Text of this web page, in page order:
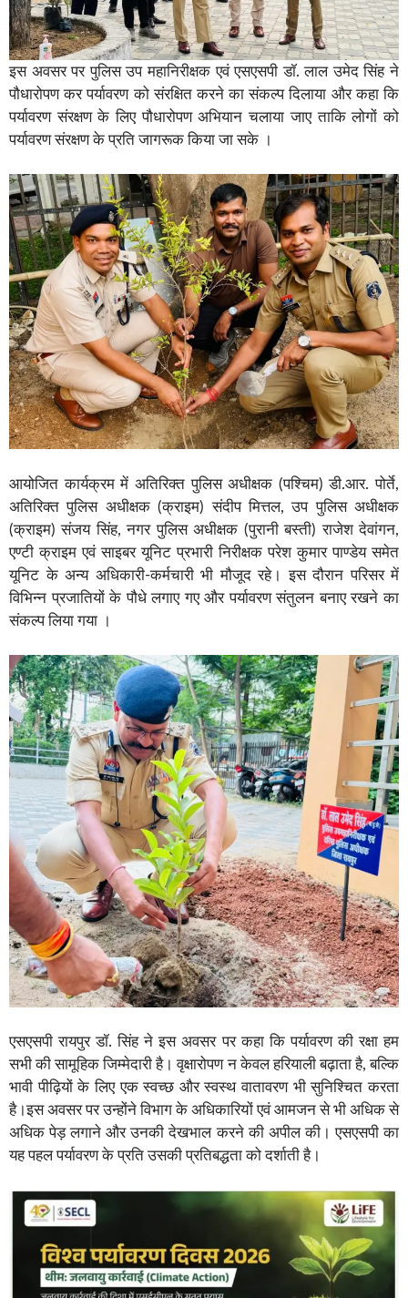
इस अवसर पर पुलिस उप महानिरीक्षक एवं एसएसपी डॉ. लाल उमेद सिंह ने
पौधारोपण कर पर्यावरण को संरक्षित करने का संकल्प दिलाया और कहा कि
पर्यावरण संरक्षण के लिए पौधारोपण अभियान चलाया जाए ताकि लोगों को
पर्यावरण संरक्षण के प्रति जागरूक किया जा सके ।
आयोजित कार्यक्रम में अतिरिक्त पुलिस अधीक्षक (पश्चिम) डी.आर. पोर्ते,
अतिरिक्त पुलिस अधीक्षक (क्राइम) संदीप मित्तल, उप पुलिस अधीक्षक
(क्राइम) संजय सिंह, नगर पुलिस अधीक्षक (पुरानी बस्ती) राजेश देवांगन,
एण्टी क्राइम एवं साइबर यूनिट प्रभारी निरीक्षक परेश कुमार पाण्डेय समेत
यूनिट के अन्य अधिकारी-कर्मचारी भी मौजूद रहे। इस दौरान परिसर में
विभिन्न प्रजातियों के पौधे लगाए गए और पर्यावरण संतुलन बनाए रखने का
संकल्प लिया गया ।
एसएसपी रायपुर डॉ. सिंह ने इस अवसर पर कहा कि पर्यावरण की रक्षा हम
सभी की सामूहिक जिम्मेदारी है। वृक्षारोपण न केवल हरियाली बढ़ाता है, बल्कि
भावी पीढ़ियों के लिए एक स्वच्छ और स्वस्थ वातावरण भी सुनिश्चित करता
है।इस अवसर पर उन्होंने विभाग के अधिकारियों एवं आमजन से भी अधिक से
अधिक पेड़ लगाने और उनकी देखभाल करने की अपील की। एसएसपी का
यह पहल पर्यावरण के प्रति उसकी प्रतिबद्धता को दर्शाती है।